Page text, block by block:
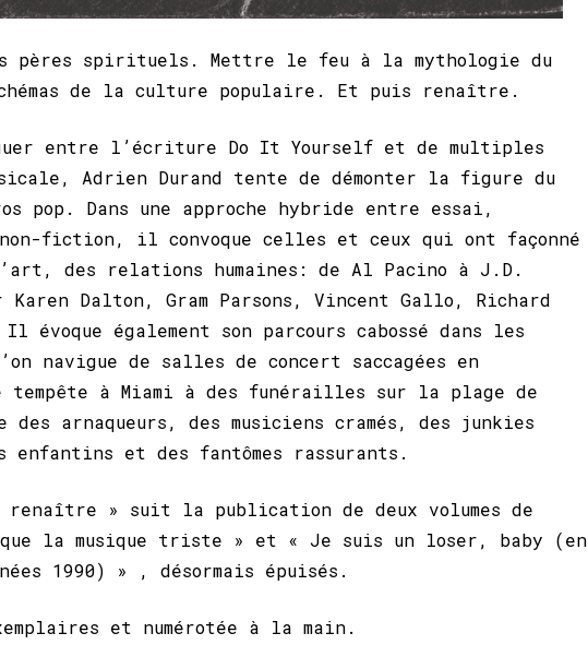
pères spirituels. Mettre le feu à la mythologie du
de la culture populaire. Et puis renaître.
entre l’écriture Do It Yourself et de multiples
Adrien Durand tente de démonter la figure du
pop. Dans une approche hybride entre essai,
fiction, il convoque celles et ceux qui ont façonné
des relations humaines: de Al Pacino à J.D.
Dalton, Gram Parsons, Vincent Gallo, Richard
évoque également son parcours cabossé dans les
navigue de salles de concert saccagées en
tempête à Miami à des funérailles sur la plage de
des arnaqueurs, des musiciens cramés, des junkies
enfantins et des fantômes rassurants.
renaître » suit la publication de deux volumes de
que la musique triste » et « Je suis un loser, baby (en
1990) » , désormais épuisés.
et numérotée à la main.